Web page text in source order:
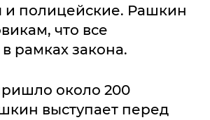
и полицейские. Рашкин
что все
рамках закона.
около 200
выступает перед